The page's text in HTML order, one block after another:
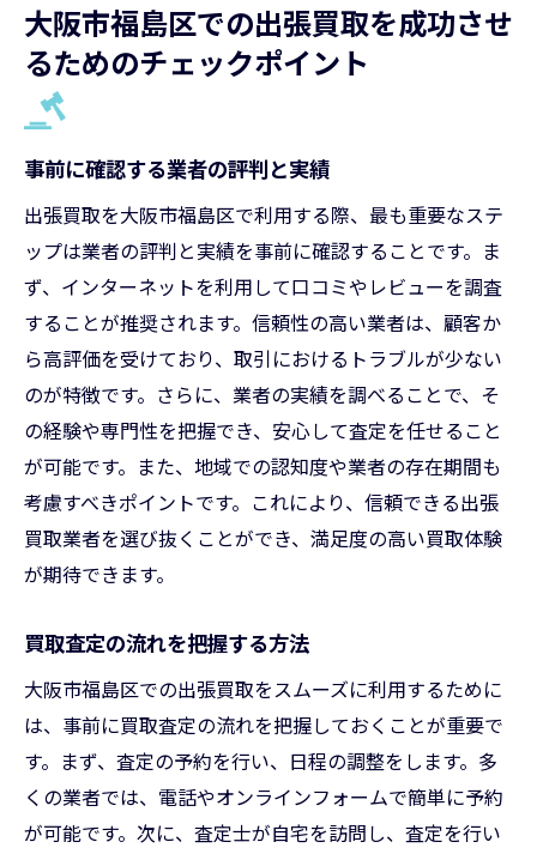
大阪市福島区での出張買取を成功させ
るためのチェックポイント
事前に確認する業者の評判と実績
出張買取を大阪市福島区で利用する際、最も重要なステ
ップは業者の評判と実績を事前に確認することです。ま
ず、インターネットを利用して口コミやレビューを調査
することが推奨されます。信頼性の高い業者は、顧客か
ら高評価を受けており、取引におけるトラブルが少ない
のが特徴です。さらに、業者の実績を調べることで、そ
の経験や専門性を把握でき、安心して査定を任せること
が可能です。また、地域での認知度や業者の存在期間も
考慮すべきポイントです。これにより、信頼できる出張
買取業者を選び抜くことができ、満足度の高い買取体験
が期待できます。
買取査定の流れを把握する方法
大阪市福島区での出張買取をスムーズに利用するために
は、事前に買取査定の流れを把握しておくことが重要で
す。まず、査定の予約を行い、日程の調整をします。多
くの業者では、電話やオンラインフォームで簡単に予約
が可能です。次に、査定士が自宅を訪問し、査定を行い